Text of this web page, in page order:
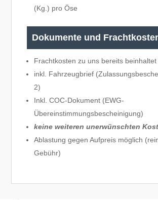
(Kg.) pro Öse
Dokumente und
Frachtkosten zu uns bereits beinhaltet
inkl. Fahrzeugbrief
2)
Inkl. COC-Dokument (EWG-
Übereinstimmungsbescheinigung)
keine weiteren unerwünschten
Ablastung gegen Aufpreis möglich
Gebühr)